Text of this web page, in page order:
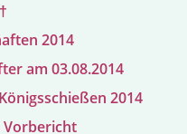
2014
am 03.08.2014
2014
Vorbericht